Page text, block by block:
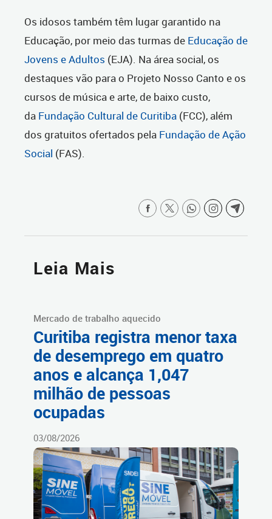
Os idosos também têm lugar garantido na
Educação, por meio das turmas de Educação de
Jovens e Adultos (EJA). Na área social, os
destaques vão para o Projeto Nosso Canto e os
cursos de música e arte, de baixo custo,
da Fundação Cultural de Curitiba (FCC), além
dos gratuitos ofertados pela Fundação de Ação
Social (FAS).
Leia Mais
Mercado de trabalho aquecido
Curitiba registra menor taxa
de desemprego em quatro
anos e alcança 1,047
milhão de pessoas
ocupadas
03/08/2026